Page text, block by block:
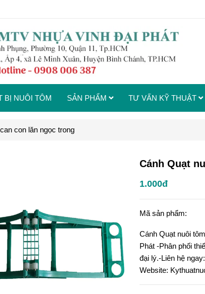
BỊ NUÔI TÔM SẢN PHẨM TƯ VẤN KỸ THUẬT
con lăn ngọc trong
Cánh Quạt
1.000đ
Mã sản phẩm:
Cánh Quạt nuôi
Phát -Phân phối
đại lý.-Liên hệ
Website: